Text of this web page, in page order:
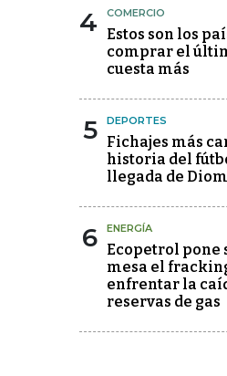
4 COMERCIO
Estos son los
comprar el
cuesta más
5 DEPORTES
Fichajes más
historia del
llegada de
6 ENERGÍA
Ecopetrol pone
mesa el
enfrentar la
reservas de gas